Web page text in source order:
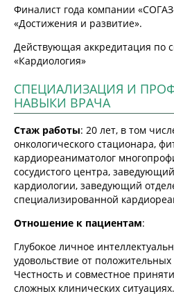
Финалист года компании
«Достижения и развитие».
Действующая аккредитация по
«Кардиология»
СПЕЦИАЛИЗАЦИЯ И
НАВЫКИ ВРАЧА
Стаж работы: 20 лет, в том
онкологического стационара,
кардиореаниматолог
сосудистого центра,
кардиологии, заведующий
специализированной
Отношение к пациентам:
Глубокое личное
удовольствие от
Честность и совместное
сложных клинических ситуациях.